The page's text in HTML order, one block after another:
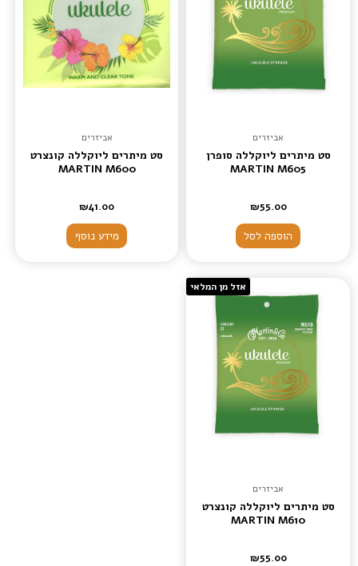
אביזרים
סט מיתרים ליוקללה סופרן
MARTIN M605
₪55.00
הוספה לסל
אביזרים
סט מיתרים ליוקללה קונצרט
MARTIN M600
₪41.00
מידע נוסף
אזל מן המלאי
אביזרים
סט מיתרים ליוקללה קונצרט
MARTIN M610
₪55.00